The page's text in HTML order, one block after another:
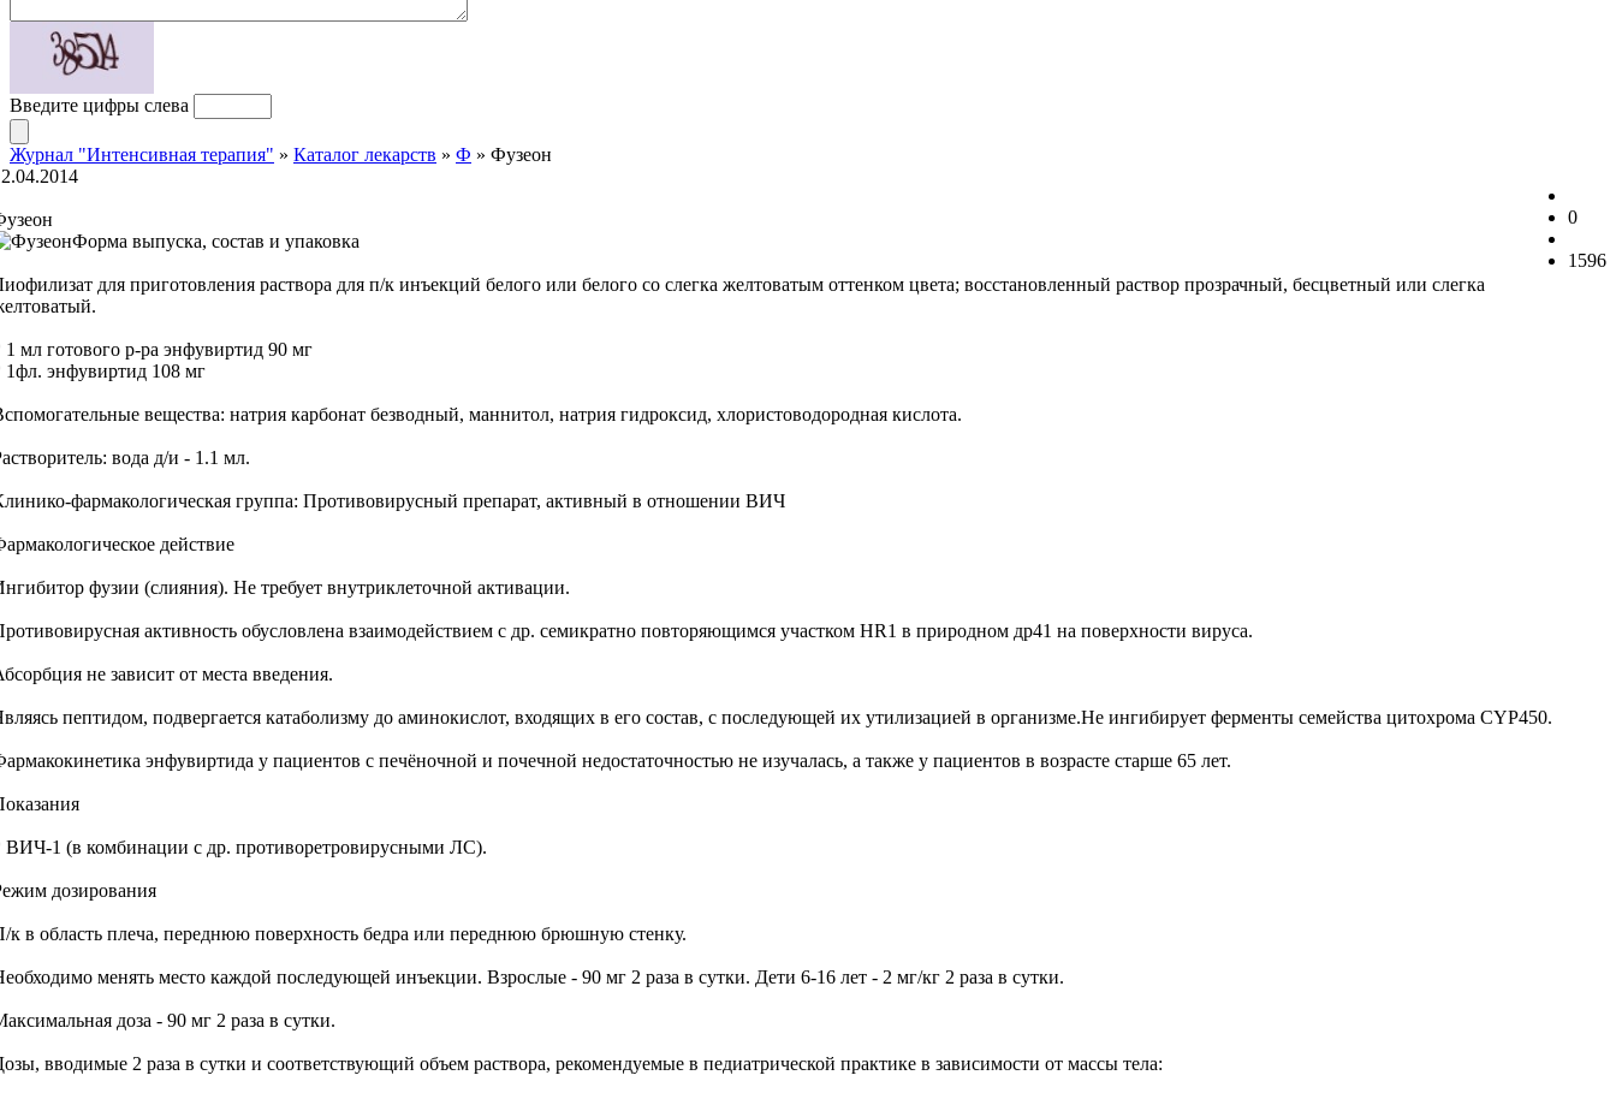
Введите цифры слева
Журнал "Интенсивная терапия" » Каталог лекарств » Ф » Фузеон
0
1596
Форма выпуска, состав и упаковка
для приготовления раствора для п/к инъекций белого или белого со слегка желтоватым оттенком цвета; восстановленный раствор прозрачный, бесцветный или слегка
1 мл готового р-ра энфувиртид 90 мг
1фл. энфувиртид 108 мг
вещества: натрия карбонат безводный, маннитол, натрия гидроксид, хлористоводородная кислота.
вода д/и - 1.1 мл.
фармакологическая группа: Противовирусный препарат, активный в отношении ВИЧ
действие
фузии (слияния). Не требует внутриклеточной активации.
активность обусловлена взаимодействием с др. семикратно повторяющимся участком HR1 в природном др41 на поверхности вируса.
не зависит от места введения.
пептидом, подвергается катаболизму до аминокислот, входящих в его состав, с последующей их утилизацией в организме.Не ингибирует ферменты семейства цитохрома CYP450.
энфувиртида у пациентов с печёночной и почечной недостаточностью не изучалась, а также у пациентов в возрасте старше 65 лет.
ВИЧ-1 (в комбинации с др. противоретровирусными ЛС).
дозирования
к в область плеча, переднюю поверхность бедра или переднюю брюшную стенку.
менять место каждой последующей инъекции. Взрослые - 90 мг 2 раза в сутки. Дети 6-16 лет - 2 мг/кг 2 раза в сутки.
доза - 90 мг 2 раза в сутки.
вводимые 2 раза в сутки и соответствующий объем раствора, рекомендуемые в педиатрической практике в зависимости от массы тела: